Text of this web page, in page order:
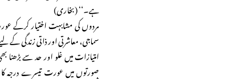
ہے۔‘‘ (بخاری)
مردوں کی مشابہت اختیار کرکے
سماجی، معاشرتی اور ذاتی زندگی
امتیازات میں غلو اور حد سے
صورتوں میں عورت تیسرے درجہ